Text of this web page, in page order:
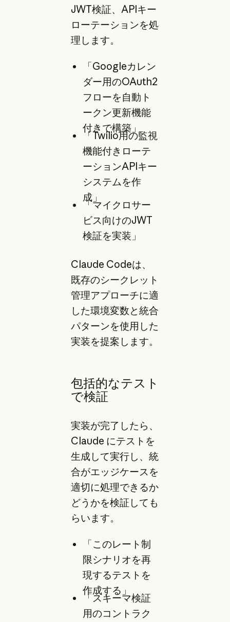
JWT検証、APIキー
ローテーションを処
理します。
「Googleカレン
ダー用のOAuth2
フローを自動ト
ークン更新機能
付きで構築」
「Twilio用の監視
機能付きローテ
ーションAPIキー
システムを作
成」
「マイクロサー
ビス向けのJWT
検証を実装」
Claude Codeは、
既存のシークレット
管理アプローチに適
した環境変数と統合
パターンを使用した
実装を提案します。
包括的なテスト
で検証
実装が完了したら、
Claude にテストを
生成して実行し、統
合がエッジケースを
適切に処理できるか
どうかを検証しても
らいます。
「このレート制
限シナリオを再
現するテストを
作成する」
「スキーマ検証
用のコントラク